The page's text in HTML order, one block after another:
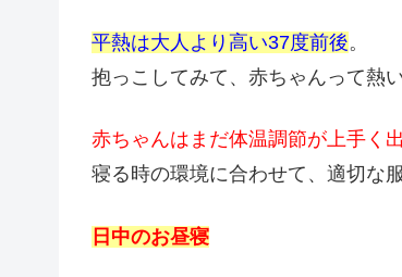
平熱は大人より高い37度前後。
抱っこしてみて、赤ちゃんって熱
赤ちゃんはまだ体温調節が上手く
寝る時の環境に合わせて、適切な
日中のお昼寝